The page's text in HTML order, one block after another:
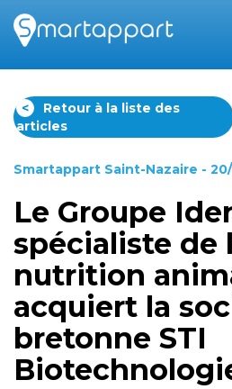
<
Retour à la liste des
articles
Smartappart Saint-Nazaire -
Le Groupe
spécialiste de
nutrition
acquiert la
bretonne STI